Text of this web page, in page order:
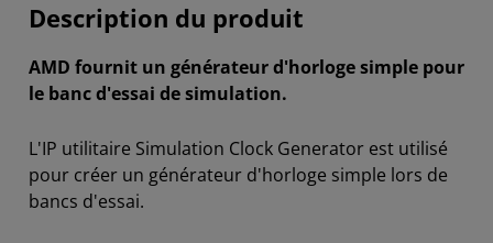
Description du produit
AMD fournit un générateur d'horloge simple pour
le banc d'essai de simulation.
L'IP utilitaire Simulation Clock Generator est utilisé
pour créer un générateur d'horloge simple lors de
bancs d'essai.